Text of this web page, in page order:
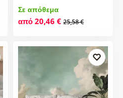
Σε απόθεμα
από 20,46 € 25,58 €